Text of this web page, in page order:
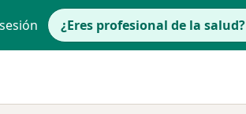
¿Eres profesional de la salud?